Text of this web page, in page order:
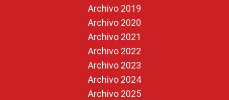
Archivo 2019
Archivo 2020
Archivo 2021
Archivo 2022
Archivo 2023
Archivo 2024
Archivo 2025